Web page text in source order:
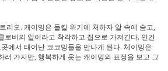
리오. 캐이밍은 들킬 위기에 처하자 알 속에 숨고,
로버의 알이라고 착각하고 집으로 가져간다. 인간
에서 태어난 코코밍들을 만나게 된다. 체이밍은
러 가지만, 행복하게 웃는 캐이밍의 표정을 보고 그